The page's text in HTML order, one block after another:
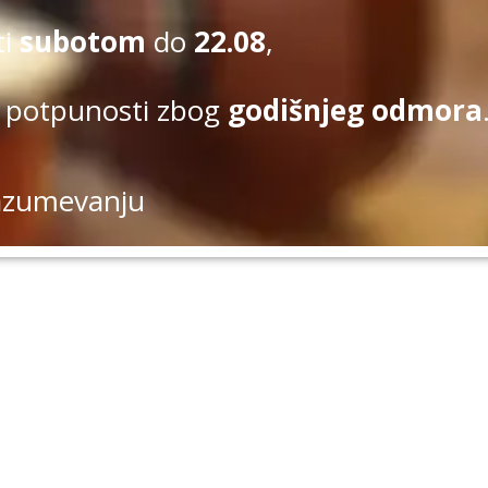
subotomdo 22.08,
zbog godišnjeg odmora